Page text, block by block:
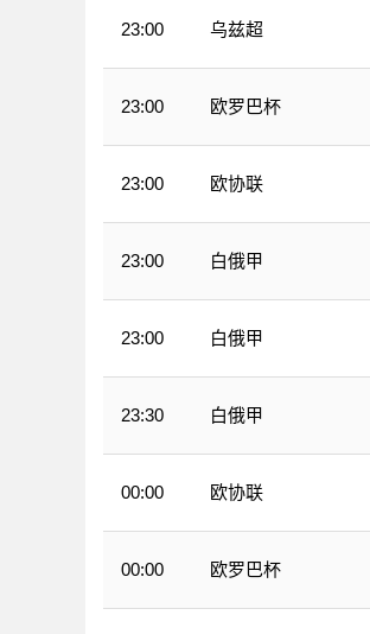
23:00 乌兹超
23:00 欧罗巴杯
23:00 欧协联
23:00 白俄甲
23:00 白俄甲
23:30 白俄甲
00:00 欧协联
00:00 欧罗巴杯